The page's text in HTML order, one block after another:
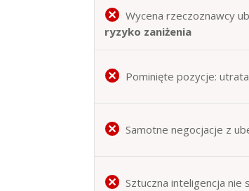
Wycena rzeczoznawcy
ryzyko zaniżenia
Pominięte pozycje:
Samotne negocjacje z
Sztuczna inteligencja